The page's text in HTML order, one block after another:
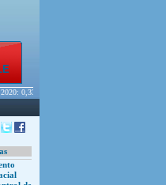
0,33 % Feb.2020: 0,45 % Ene.2020: 0,56